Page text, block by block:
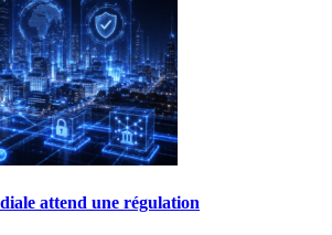
attend une régulation